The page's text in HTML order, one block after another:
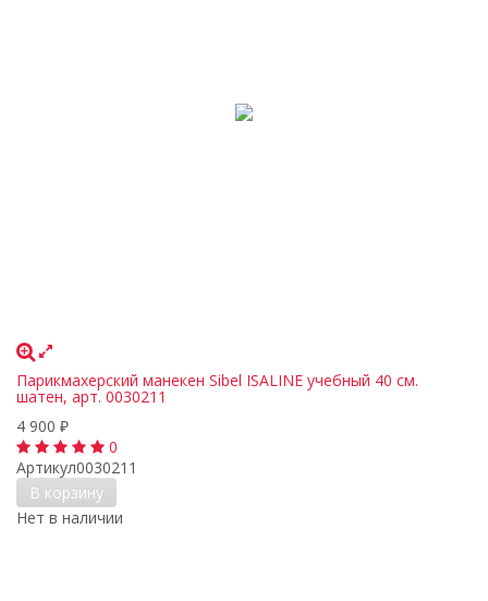
Парикмахерский манекен Sibel ISALINE учебный 40 см.
шатен, арт. 0030211
4 900 ₽
0
Артикул0030211
В корзину
Нет в наличии